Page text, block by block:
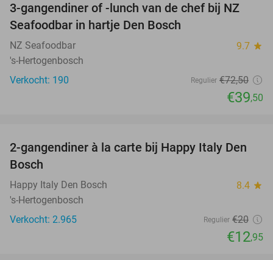
46%
3-gangendiner of -lunch van de chef bij NZ
Seafoodbar in hartje Den Bosch
NZ Seafoodbar 9.7 star
's-Hertogenbosch
Verkocht: 190
Regulier €72,50
€39,50
35%
2-gangendiner à la carte bij Happy Italy Den
Bosch
Happy Italy Den Bosch 8.4 star
's-Hertogenbosch
Verkocht: 2.965
Regulier €20
€12,95